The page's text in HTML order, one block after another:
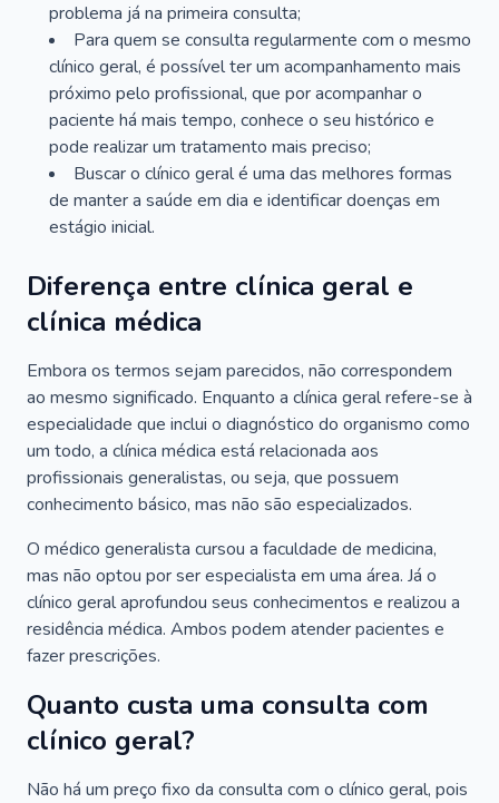
problema já na primeira consulta;
Para quem se consulta regularmente com o mesmo
clínico geral, é possível ter um acompanhamento mais
próximo pelo profissional, que por acompanhar o
paciente há mais tempo, conhece o seu histórico e
pode realizar um tratamento mais preciso;
Buscar o clínico geral é uma das melhores formas
de manter a saúde em dia e identificar doenças em
estágio inicial.
Diferença entre clínica geral e
clínica médica
Embora os termos sejam parecidos, não correspondem
ao mesmo significado. Enquanto a clínica geral refere-se à
especialidade que inclui o diagnóstico do organismo como
um todo, a clínica médica está relacionada aos
profissionais generalistas, ou seja, que possuem
conhecimento básico, mas não são especializados.
O médico generalista cursou a faculdade de medicina,
mas não optou por ser especialista em uma área. Já o
clínico geral aprofundou seus conhecimentos e realizou a
residência médica. Ambos podem atender pacientes e
fazer prescrições.
Quanto custa uma consulta com
clínico geral?
Não há um preço fixo da consulta com o clínico geral, pois